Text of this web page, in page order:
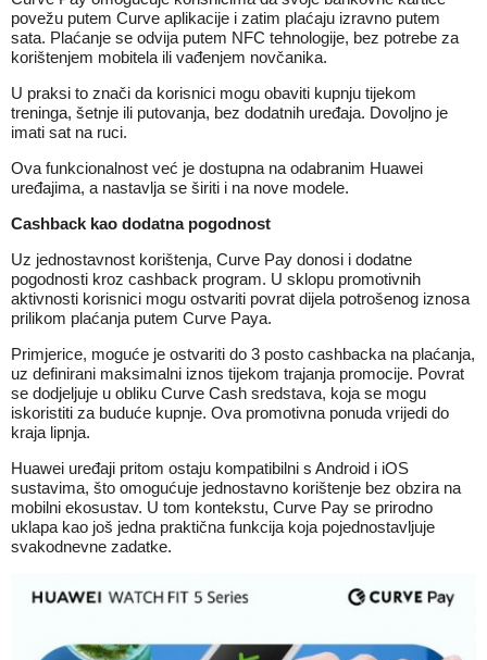
povežu putem Curve aplikacije i zatim plaćaju izravno putem
sata. Plaćanje se odvija putem NFC tehnologije, bez potrebe za
korištenjem mobitela ili vađenjem novčanika.
U praksi to znači da korisnici mogu obaviti kupnju tijekom
treninga, šetnje ili putovanja, bez dodatnih uređaja. Dovoljno je
imati sat na ruci.
Ova funkcionalnost već je dostupna na odabranim Huawei
uređajima, a nastavlja se širiti i na nove modele.
Cashback kao dodatna pogodnost
Uz jednostavnost korištenja, Curve Pay donosi i dodatne
pogodnosti kroz cashback program. U sklopu promotivnih
aktivnosti korisnici mogu ostvariti povrat dijela potrošenog iznosa
prilikom plaćanja putem Curve Paya.
Primjerice, moguće je ostvariti do 3 posto cashbacka na plaćanja,
uz definirani maksimalni iznos tijekom trajanja promocije. Povrat
se dodjeljuje u obliku Curve Cash sredstava, koja se mogu
iskoristiti za buduće kupnje. Ova promotivna ponuda vrijedi do
kraja lipnja.
Huawei uređaji pritom ostaju kompatibilni s Android i iOS
sustavima, što omogućuje jednostavno korištenje bez obzira na
mobilni ekosustav. U tom kontekstu, Curve Pay se prirodno
uklapa kao još jedna praktična funkcija koja pojednostavljuje
svakodnevne zadatke.